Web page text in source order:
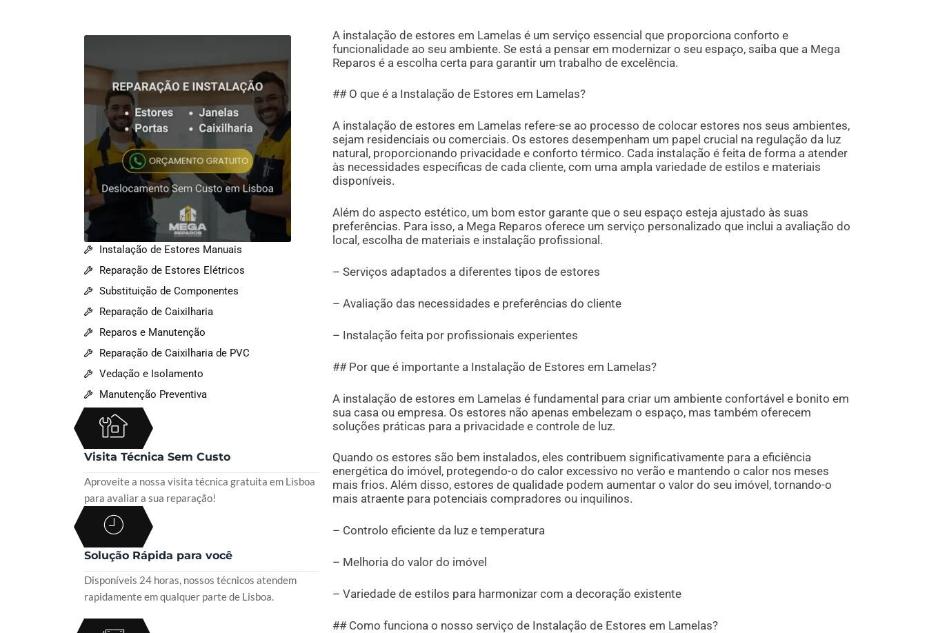
Instalação de Estores Manuais
Reparação de Estores Elétricos
Substituição de Componentes
Reparação de Caixilharia
Reparos e Manutenção
Reparação de Caixilharia de PVC
Vedação e Isolamento
Manutenção Preventiva
Visita Técnica Sem Custo
Aproveite a nossa visita técnica gratuita em Lisboa
para avaliar a sua reparação!
Solução Rápida para você
Disponíveis 24 horas, nossos técnicos atendem
rapidamente em qualquer parte de Lisboa.
A instalação de estores em Lamelas é um serviço essencial que proporciona conforto e
funcionalidade ao seu ambiente. Se está a pensar em modernizar o seu espaço, saiba que a Mega
Reparos é a escolha certa para garantir um trabalho de excelência.
## O que é a Instalação de Estores em Lamelas?
A instalação de estores em Lamelas refere-se ao processo de colocar estores nos seus ambientes,
sejam residenciais ou comerciais. Os estores desempenham um papel crucial na regulação da luz
natural, proporcionando privacidade e conforto térmico. Cada instalação é feita de forma a atender
às necessidades específicas de cada cliente, com uma ampla variedade de estilos e materiais
disponíveis.
Além do aspecto estético, um bom estor garante que o seu espaço esteja ajustado às suas
preferências. Para isso, a Mega Reparos oferece um serviço personalizado que inclui a avaliação do
local, escolha de materiais e instalação profissional.
– Serviços adaptados a diferentes tipos de estores
– Avaliação das necessidades e preferências do cliente
– Instalação feita por profissionais experientes
## Por que é importante a Instalação de Estores em Lamelas?
A instalação de estores em Lamelas é fundamental para criar um ambiente confortável e bonito em
sua casa ou empresa. Os estores não apenas embelezam o espaço, mas também oferecem
soluções práticas para a privacidade e controle de luz.
Quando os estores são bem instalados, eles contribuem significativamente para a eficiência
energética do imóvel, protegendo-o do calor excessivo no verão e mantendo o calor nos meses
mais frios. Além disso, estores de qualidade podem aumentar o valor do seu imóvel, tornando-o
mais atraente para potenciais compradores ou inquilinos.
– Controlo eficiente da luz e temperatura
– Melhoria do valor do imóvel
– Variedade de estilos para harmonizar com a decoração existente
## Como funciona o nosso serviço de Instalação de Estores em Lamelas?